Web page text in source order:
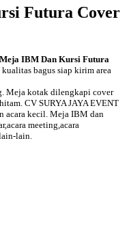
Futura Cover
Meja IBM Dan Kursi Futura
bagus siap kirim area
Meja kotak dilengkapi cover
CV SURYA JAYA EVENT
acara kecil. Meja IBM dan
meeting,acara
lain.